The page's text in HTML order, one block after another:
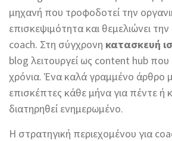
μηχανή που τροφοδοτεί την
επισκεψιμότητα και θεμελιώνει
coach. Στη σύγχρονη κατασκευή
blog λειτουργεί ως content hub που
χρόνια. Ένα καλά γραμμένο άρθρο
επισκέπτες κάθε μήνα για πέντε ή
διατηρηθεί ενημερωμένο.
Η στρατηγική περιεχομένου για